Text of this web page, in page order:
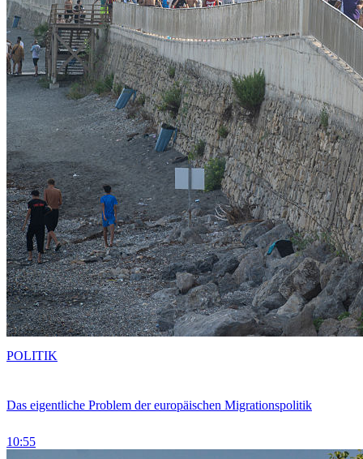
Das eigentliche Problem der europäischen Migrationspolitik
10:55
POLITIK